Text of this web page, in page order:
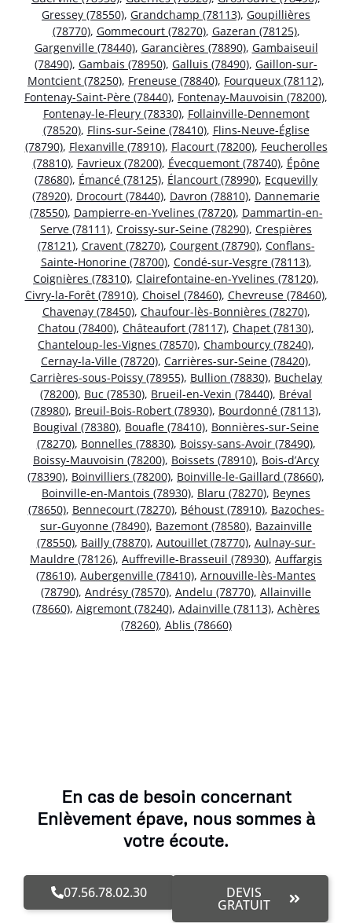
Gressey (78550), Grandchamp (78113), Goupillières
(78770), Gommecourt (78270), Gazeran (78125),
Gargenville (78440), Garancières (78890), Gambaiseuil
(78490), Gambais (78950), Galluis (78490), Gaillon-sur-
Montcient (78250), Freneuse (78840), Fourqueux (78112),
Fontenay-Saint-Père (78440), Fontenay-Mauvoisin (78200),
Fontenay-le-Fleury (78330), Follainville-Dennemont
(78520), Flins-sur-Seine (78410), Flins-Neuve-Église
(78790), Flexanville (78910), Flacourt (78200), Feucherolles
(78810), Favrieux (78200), Évecquemont (78740), Épône
(78680), Émancé (78125), Élancourt (78990), Ecquevilly
(78920), Drocourt (78440), Davron (78810), Dannemarie
(78550), Dampierre-en-Yvelines (78720), Dammartin-en-
Serve (78111), Croissy-sur-Seine (78290), Crespières
(78121), Cravent (78270), Courgent (78790), Conflans-
Sainte-Honorine (78700), Condé-sur-Vesgre (78113),
Coignières (78310), Clairefontaine-en-Yvelines (78120),
Civry-la-Forêt (78910), Choisel (78460), Chevreuse (78460),
Chavenay (78450), Chaufour-lès-Bonnières (78270),
Chatou (78400), Châteaufort (78117), Chapet (78130),
Chanteloup-les-Vignes (78570), Chambourcy (78240),
Cernay-la-Ville (78720), Carrières-sur-Seine (78420),
Carrières-sous-Poissy (78955), Bullion (78830), Buchelay
(78200), Buc (78530), Brueil-en-Vexin (78440), Bréval
(78980), Breuil-Bois-Robert (78930), Bourdonné (78113),
Bougival (78380), Bouafle (78410), Bonnières-sur-Seine
(78270), Bonnelles (78830), Boissy-sans-Avoir (78490),
Boissy-Mauvoisin (78200), Boissets (78910), Bois-d’Arcy
(78390), Boinvilliers (78200), Boinville-le-Gaillard (78660),
Boinville-en-Mantois (78930), Blaru (78270), Beynes
(78650), Bennecourt (78270), Béhoust (78910), Bazoches-
sur-Guyonne (78490), Bazemont (78580), Bazainville
(78550), Bailly (78870), Autouillet (78770), Aulnay-sur-
Mauldre (78126), Auffreville-Brasseuil (78930), Auffargis
(78610), Aubergenville (78410), Arnouville-lès-Mantes
(78790), Andrésy (78570), Andelu (78770), Allainville
(78660), Aigremont (78240), Adainville (78113), Achères
(78260), Ablis (78660)
En cas de besoin concernant
Enlèvement épave, nous sommes à
votre écoute.
07.56.78.02.30 DEVIS
GRATUIT